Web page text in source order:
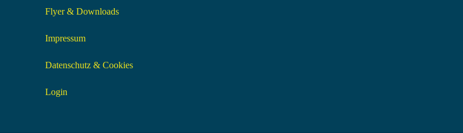
Flyer & Downloads
Impressum
Datenschutz & Cookies
Login